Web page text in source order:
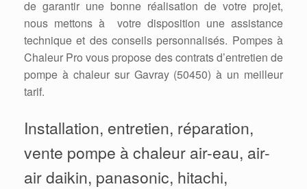
de garantir une bonne réalisation de votre projet,
nous mettons à votre disposition une assistance
technique et des conseils personnalisés. Pompes à
Chaleur Pro vous propose des contrats d’entretien de
pompe à chaleur sur Gavray (50450) à un meilleur
tarif.
Installation, entretien, réparation,
vente pompe à chaleur air-eau, air-
air daikin, panasonic, hitachi,